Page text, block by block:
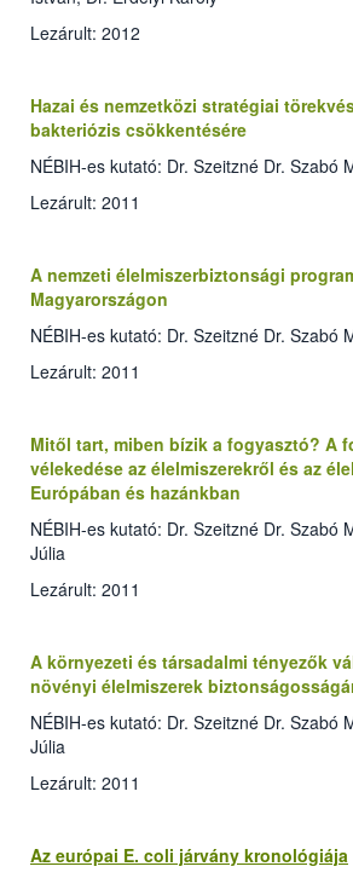
Lezárult: 2012
Hazai és nemzetközi stratégiai
bakteriózis csökkentésére
NÉBIH-es kutató: Dr. Szeitzné Dr. Szabó
Lezárult: 2011
A nemzeti élelmiszerbiztonsági
Magyarországon
NÉBIH-es kutató: Dr. Szeitzné Dr. Szabó
Lezárult: 2011
Mitől tart, miben bízik a fogyasztó? A
vélekedése az élelmiszerekről és az
Európában és hazánkban
NÉBIH-es kutató: Dr. Szeitzné Dr. Szabó
Júlia
Lezárult: 2011
A környezeti és társadalmi tényezők
növényi élelmiszerek
NÉBIH-es kutató: Dr. Szeitzné Dr. Szabó
Júlia
Lezárult: 2011
Az európai E. coli járvány kronológiája